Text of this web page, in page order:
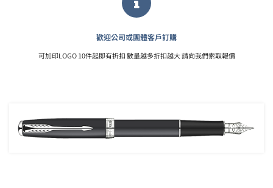
歡迎公司或團體客戶訂購
可加印LOGO 10件起即有折扣 數量越多折扣越大 請向我們索取報價